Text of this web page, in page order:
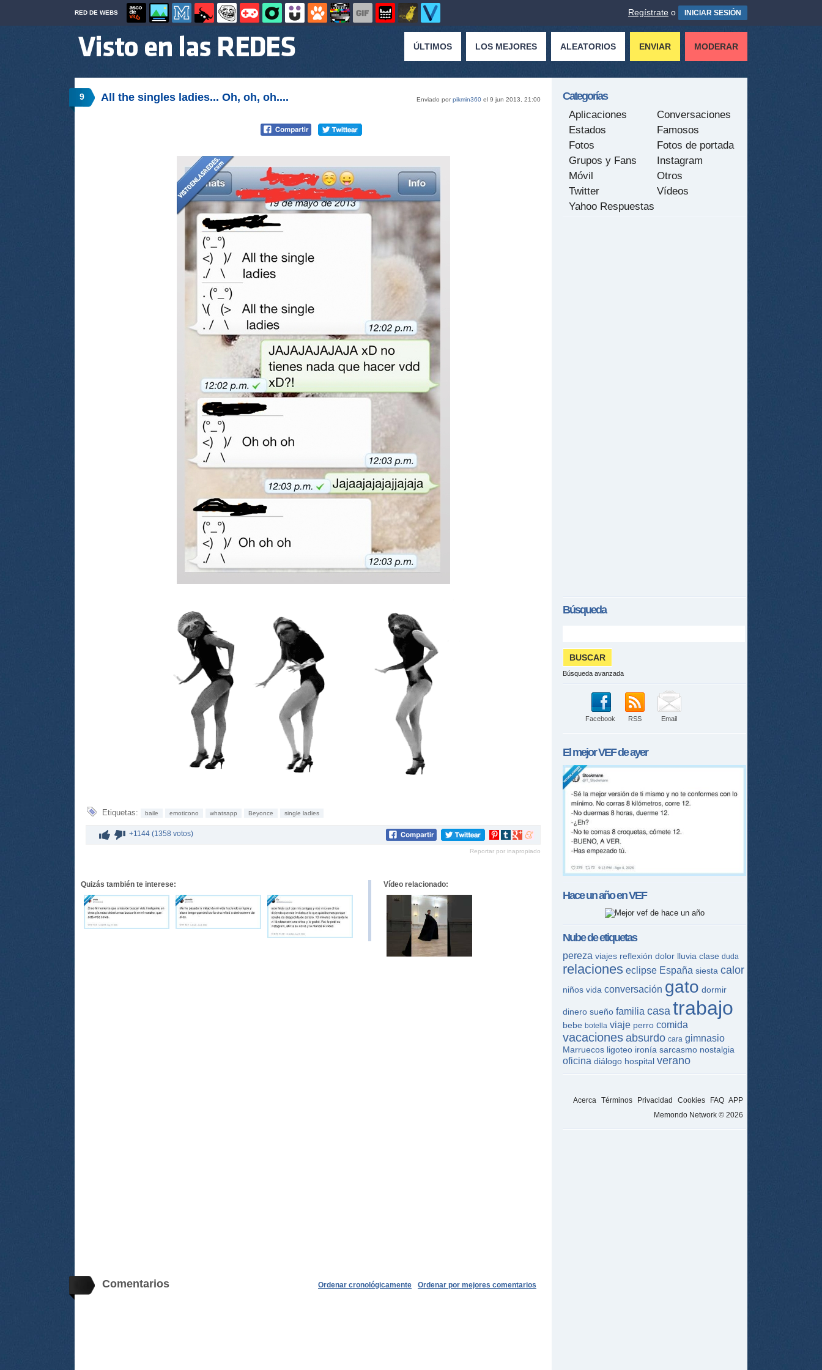
RED DE WEBS Regístrate o INICIAR SESIÓN
ÚLTIMOS LOS MEJORES ALEATORIOS ENVIAR MODERAR
9 Enviado porpikmin360 el 9 jun 2013, 21:00
All the singles ladies... Oh, oh, oh....
Etiquetas: baile emoticono whatsapp Beyonce single ladies
+1144 (1358 votos)
Compartir
Pinterest
Compartir
tumblr
Compartir
Google+
Compartir
meneame
Reportar por inapropiado
Quizás también te interese: Vídeo relacionado:
Comentarios Ordenar por mejores comentarios
Ordenar cronológicamente
Categorías
Aplicaciones
Conversaciones
Estados
Famosos
Fotos
Fotos de portada
Grupos y Fans
Instagram
Móvil
Otros
Twitter
Vídeos
Yahoo Respuestas
Búsqueda
Búsqueda avanzada
Facebook RSS Email
El mejorVEFde ayer
Hace un año enVEF
Nube de etiquetas
pereza viajes reflexión dolor lluvia clase duda
relaciones eclipse España siesta calor
niños vida conversación gato dormir
dinero sueño familia casa trabajo
bebe botella viaje perro comida
vacaciones absurdo cara gimnasio
Marruecos ligoteo ironía sarcasmo nostalgia
oficina diálogo hospital verano
Acerca Términos Privacidad Cookies FAQ APP
Memondo Network © 2026